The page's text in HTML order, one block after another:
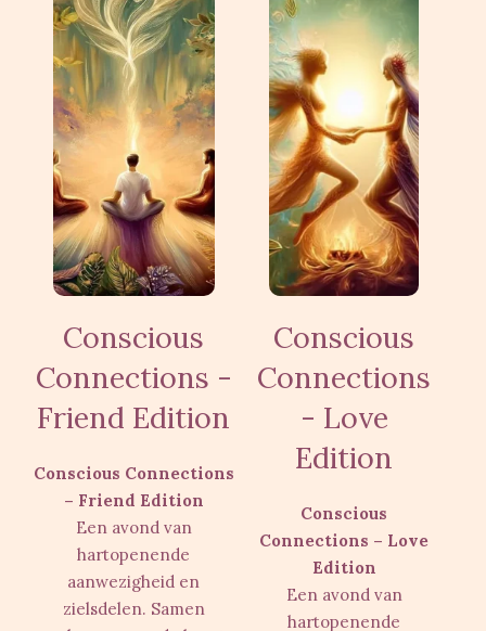
Conscious
Connections -
Friend Edition
Conscious Connections
– Friend Edition
Een avond van
hartopenende
aanwezigheid en
zielsdelen. Samen
Conscious
Connections
- Love
Edition
Conscious
Connections – Love
Edition
Een avond van
hartopenende